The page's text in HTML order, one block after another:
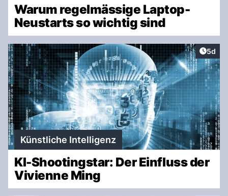
Warum regelmässige Laptop-
Neustarts so wichtig sind
5d
Künstliche Intelligenz
KI-Shootingstar: Der Einfluss der
Vivienne Ming